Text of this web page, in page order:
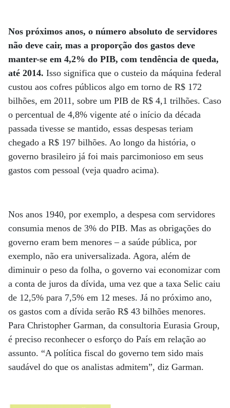
Nos próximos anos, o número absoluto de servidores
não deve cair, mas a proporção dos gastos deve
manter-se em 4,2% do PIB, com tendência de queda,
até 2014. Isso significa que o custeio da máquina federal
custou aos cofres públicos algo em torno de R$ 172
bilhões, em 2011, sobre um PIB de R$ 4,1 trilhões. Caso
o percentual de 4,8% vigente até o início da década
passada tivesse se mantido, essas despesas teriam
chegado a R$ 197 bilhões. Ao longo da história, o
governo brasileiro já foi mais parcimonioso em seus
gastos com pessoal (veja quadro acima).
Nos anos 1940, por exemplo, a despesa com servidores
consumia menos de 3% do PIB. Mas as obrigações do
governo eram bem menores – a saúde pública, por
exemplo, não era universalizada. Agora, além de
diminuir o peso da folha, o governo vai economizar com
a conta de juros da dívida, uma vez que a taxa Selic caiu
de 12,5% para 7,5% em 12 meses. Já no próximo ano,
os gastos com a dívida serão R$ 43 bilhões menores.
Para Christopher Garman, da consultoria Eurasia Group,
é preciso reconhecer o esforço do País em relação ao
assunto. “A política fiscal do governo tem sido mais
saudável do que os analistas admitem”, diz Garman.